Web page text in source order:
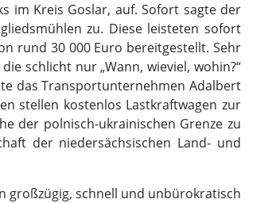
im Kreis Goslar, auf. Sofort sagte der
zu. Diese leisteten sofort
rund 30 000 Euro bereitgestellt. Sehr
schlicht nur „Wann, wieviel, wohin?“
das Transportunternehmen Adalbert
stellen kostenlos Lastkraftwagen zur
der polnisch-ukrainischen Grenze zu
der niedersächsischen Land- und
großzügig, schnell und unbürokratisch